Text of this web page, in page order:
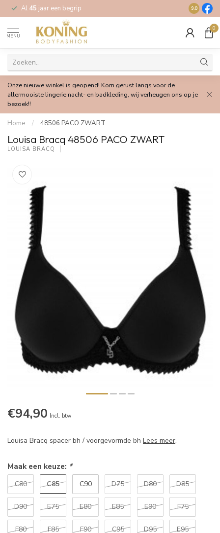
Al 45 jaar een begrip Gratis
9.0
MENU
0
Onze nieuwe winkel is geopend! Kom gerust langs voor de
allermooiste lingerie nacht- en badkleding, wij verheugen ons op je
bezoek!!
Home / 48506 PACO ZWART
Louisa Bracq 48506 PACO ZWART
LOUISA BRACQ
€94,90 Incl. btw
Louisa Bracq spacer bh / voorgevormde bh Lees meer.
Maak een keuze: *
C80 C85 C90 D75 D80 D85
D90 E75 E80 E85 E90 F75
F80 F85 F90 C95 D95 E95